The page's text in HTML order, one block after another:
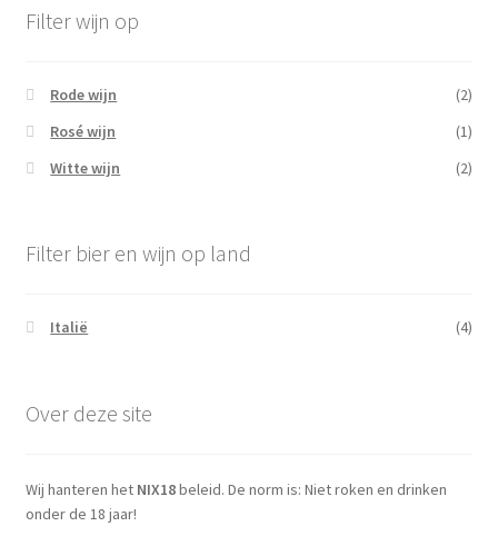
Filter wijn op
Rode wijn
(2)
Rosé wijn
(1)
Witte wijn
(2)
Filter bier en wijn op land
Italië (4)
Over deze site
Wij hanteren het NIX18beleid. De norm is: Niet roken en drinken
onder de 18 jaar!